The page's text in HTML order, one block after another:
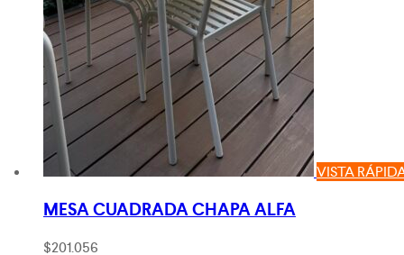
VISTA
MESA CUADRADA CHAPA ALFA
$201.056